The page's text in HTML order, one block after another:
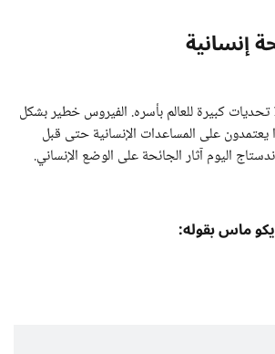
تشكل جائحة كوفيد 19 تحديات كبيرة للعالم بأسره. الفيروس خطير بشكل
يعتمدون على المساعدات الإنسانية حتى قبل
اليوم آثار الجائحة على الوضع الإنساني.
ماس بقوله: